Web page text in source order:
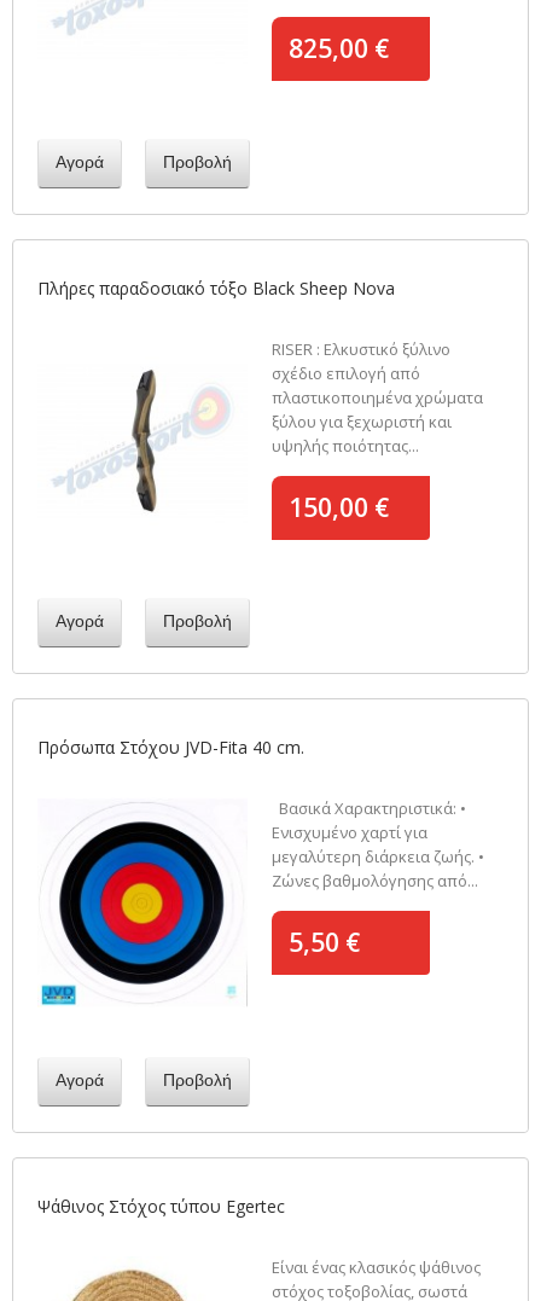
825,00 €
Αγορά Προβολή
Πλήρες παραδοσιακό τόξο Black Sheep Nova
RISER : Ελκυστικό ξύλινο
σχέδιο επιλογή από
πλαστικοποιημένα χρώματα
ξύλου για ξεχωριστή και
υψηλής ποιότητας...
150,00 €
Αγορά Προβολή
Πρόσωπα Στόχου JVD-Fita 40 cm.
Βασικά Χαρακτηριστικά: •
Ενισχυμένο χαρτί για
μεγαλύτερη διάρκεια ζωής. •
Ζώνες βαθμολόγησης από...
5,50 €
Αγορά Προβολή
Ψάθινος Στόχος τύπου Egertec
Είναι ένας κλασικός ψάθινος
στόχος τοξοβολίας, σωστά